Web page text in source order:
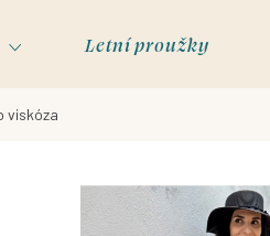
Letní proužky
viskóza